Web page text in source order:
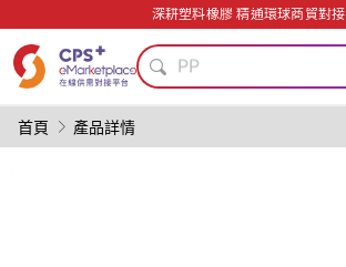
深耕塑料橡膠 精通環球商貿對接
PVC
PP
安全包裝技術
高阻隔
首頁 產品詳情